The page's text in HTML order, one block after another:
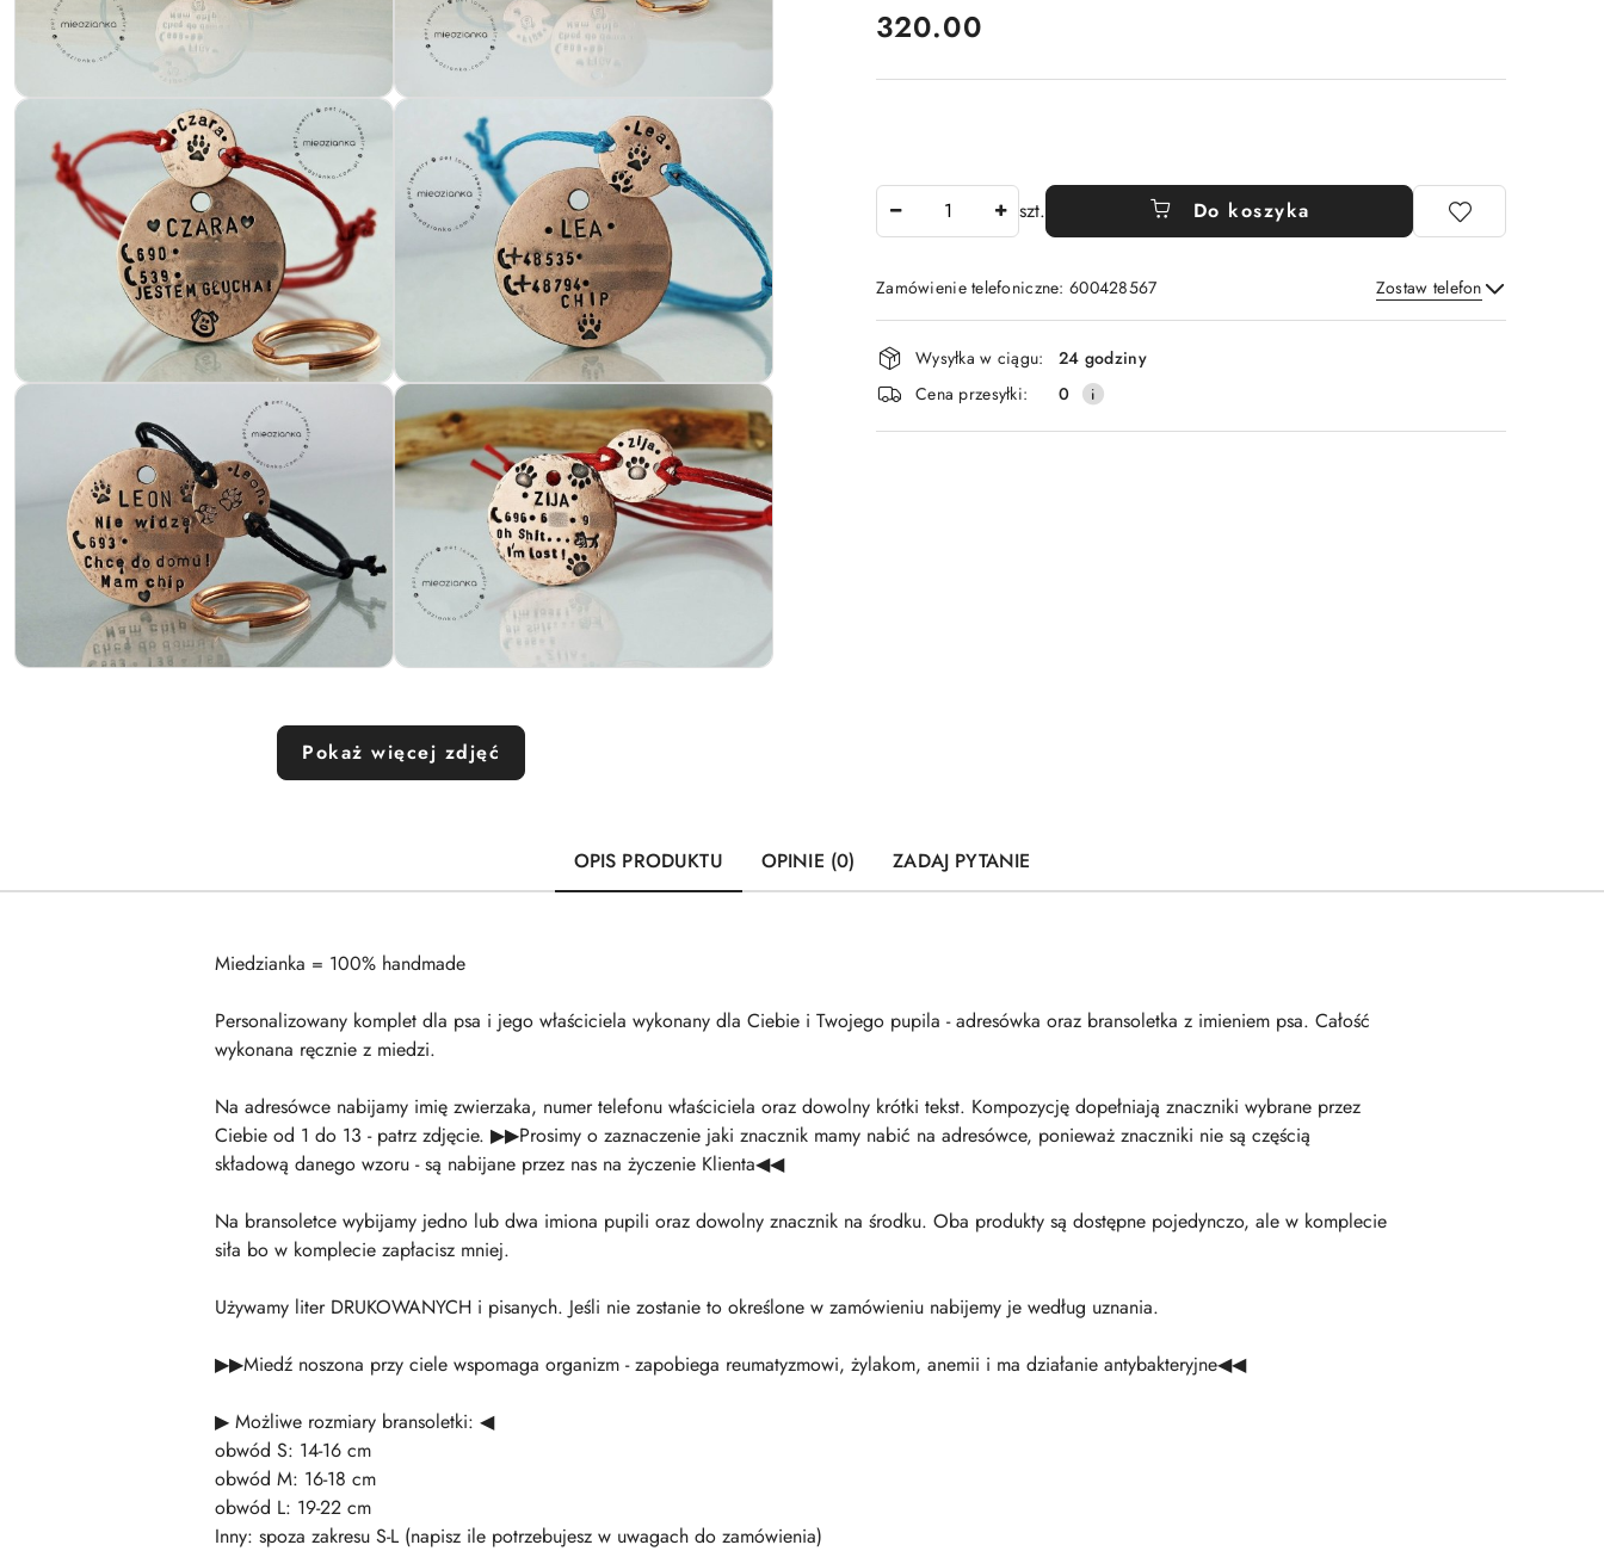
Pokaż więcej zdjęć
cena:
320.00
szt. Do koszyka
Zamówienie telefoniczne: 600428567 Zostaw telefon
Wyślij
Dostępność
i
dostawa
Wysyłka w ciągu:
24 godziny
Cena przesyłki:
0
OPIS PRODUKTU OPINIE (0) ZADAJ PYTANIE
Miedzianka = 100% handmade
Personalizowany komplet dla psa i jego właściciela wykonany dla Ciebie i Twojego pupila - adresówka oraz bransoletka z imieniem psa. Całość
wykonana ręcznie z miedzi.
Na adresówce nabijamy imię zwierzaka, numer telefonu właściciela oraz dowolny krótki tekst. Kompozycję dopełniają znaczniki wybrane przez
Ciebie od 1 do 13 - patrz zdjęcie. ▶▶Prosimy o zaznaczenie jaki znacznik mamy nabić na adresówce, ponieważ znaczniki nie są częścią
składową danego wzoru - są nabijane przez nas na życzenie Klienta◀◀
Na bransoletce wybijamy jedno lub dwa imiona pupili oraz dowolny znacznik na środku. Oba produkty są dostępne pojedynczo, ale w komplecie
siła bo w komplecie zapłacisz mniej.
Używamy liter DRUKOWANYCH i pisanych. Jeśli nie zostanie to określone w zamówieniu nabijemy je według uznania.
▶▶Miedź noszona przy ciele wspomaga organizm - zapobiega reumatyzmowi, żylakom, anemii i ma działanie antybakteryjne◀◀
▶ Możliwe rozmiary bransoletki: ◀
obwód S: 14-16 cm
obwód M: 16-18 cm
obwód L: 19-22 cm
Inny: spoza zakresu S-L (napisz ile potrzebujesz w uwagach do zamówienia)